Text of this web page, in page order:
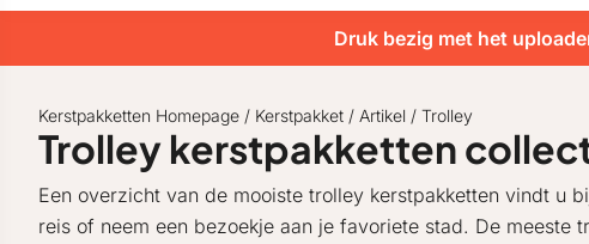
Druk bezig met het
Kerstpakketten Homepage / Kerstpakket / Artikel / Trolley
Trolley kerstpakketten
Een overzicht van de mooiste trolley kerstpakketten vindt u
reis of neem een bezoekje aan je favoriete stad. De meeste